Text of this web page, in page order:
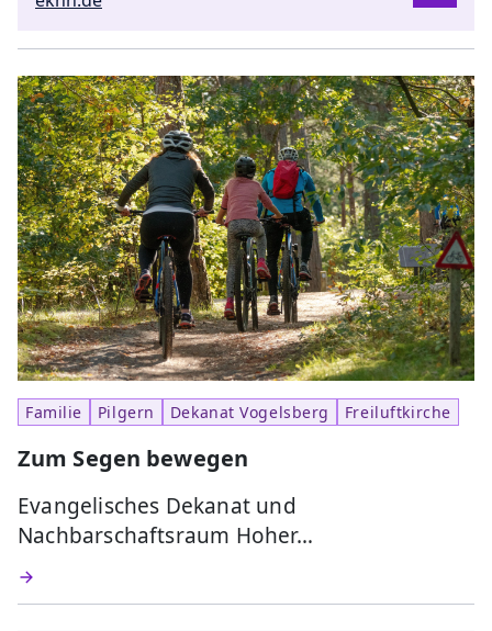
Familie Pilgern Dekanat Vogelsberg Freiluftkirche
Zum Segen bewegen
Evangelisches Dekanat und
Nachbarschaftsraum Hoher…